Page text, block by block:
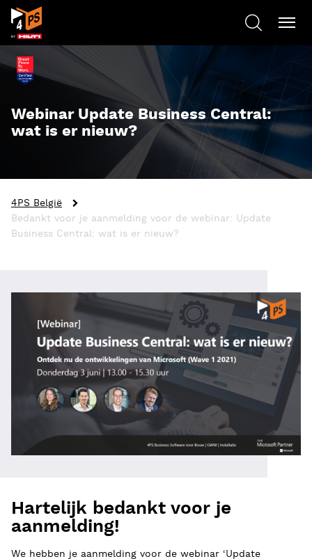
Webinar Update Business Central:
wat is er nieuw?
4PS België
Bedankt voor je aanmelding voor de webinar: Update
Business Central: wat is er nieuw?
Hartelijk bedankt voor je
aanmelding!
We hebben je aanmelding voor de webinar ‘Update